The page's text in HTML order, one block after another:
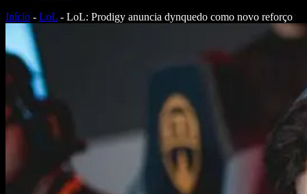
Início - LoL - LoL: Prodigy anuncia dynquedo como novo reforço